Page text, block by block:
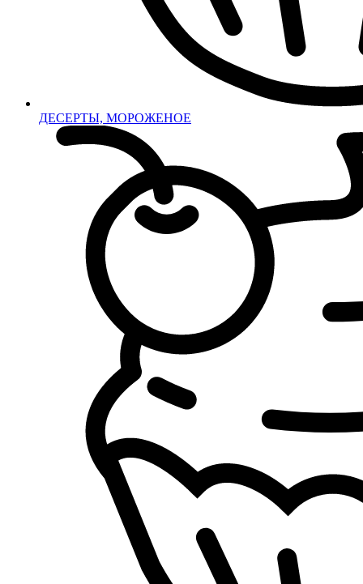
ДЕСЕРТЫ, МОРОЖЕНОЕ